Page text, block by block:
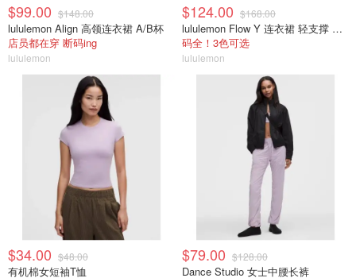
$99.00 $148.00
lululemon Align 高领连衣裙 A/B杯
店员都在穿 断码ing
lululemon
$124.00 $168.00
lululemon Flow Y 连衣裙 轻支撑 B/C杯
码全！3色可选
lululemon
$34.00 $48.00
有机棉女短袖T恤
$79.00 $128.00
Dance Studio 女士中腰长裤